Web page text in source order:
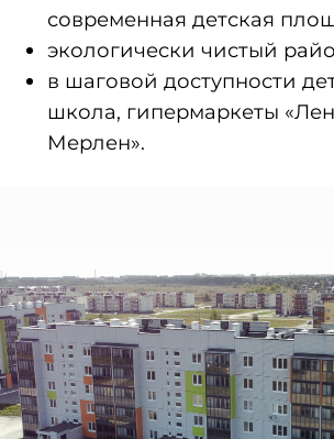
ЖК «Амурский-4»,
21-я Амурская, 75.
5-этажный домс фасадом из плитки
благоустроенная территория и
современная детская площадка;
экологически чистый район;
в шаговой доступности детский сад,
школа, гипермаркеты «Лента» и
«Леруа Мерлен».